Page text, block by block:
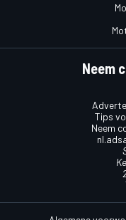
Neem
Tips
Neem